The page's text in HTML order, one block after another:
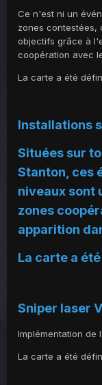
Ce n'est ni un
zones contestées,
objectifs grâce à
coopération avec
La carte a été
Installations
Situées sur
Stanton, ces
niveaux sont
zones
apparition
La carte a
Sniper laser
Implémentation de
La carte a été